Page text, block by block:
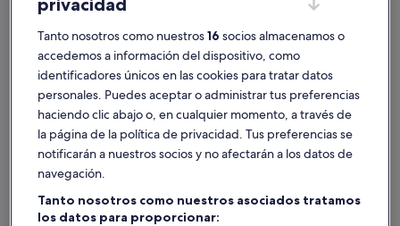
Tanto nosotros como nuestros16 socios almacenamos o
accedemos a información del dispositivo, como
identificadores únicos en las cookies para tratar datos
personales. Puedes aceptar o administrar tus preferencias
haciendo clic abajo o, en cualquier momento, a través de
la página de la política de privacidad. Tus preferencias se
notificarán a nuestros socios y no afectarán a los datos de
navegación.
Tanto nosotros como nuestros asociados tratamos
los datos para proporcionar: